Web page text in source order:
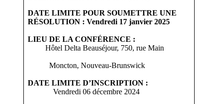
DATE LIMITE POUR SOUMETTRE UNE
RÉSOLUTION : Vendredi 17 janvier 2025
LIEU DE LA CONFÉRENCE :
Hôtel Delta Beauséjour, 750, rue Main
Moncton, Nouveau-Brunswick
DATE LIMITE D’INSCRIPTION :
Vendredi 06 décembre 2024